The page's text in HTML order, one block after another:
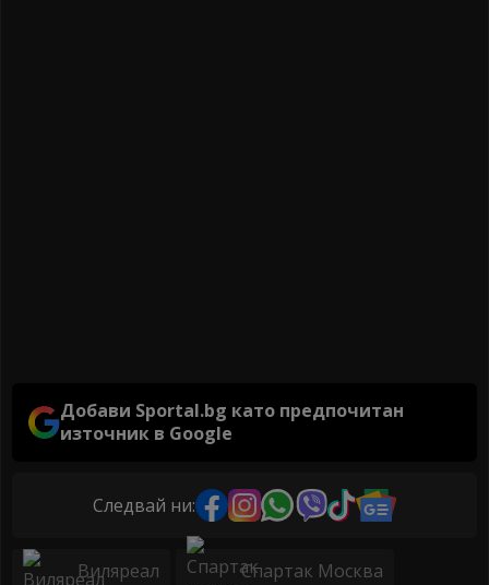
Добави Sportal.bg като предпочитан
източник в Google
Следвай ни:
Виляреал Спартак Москва